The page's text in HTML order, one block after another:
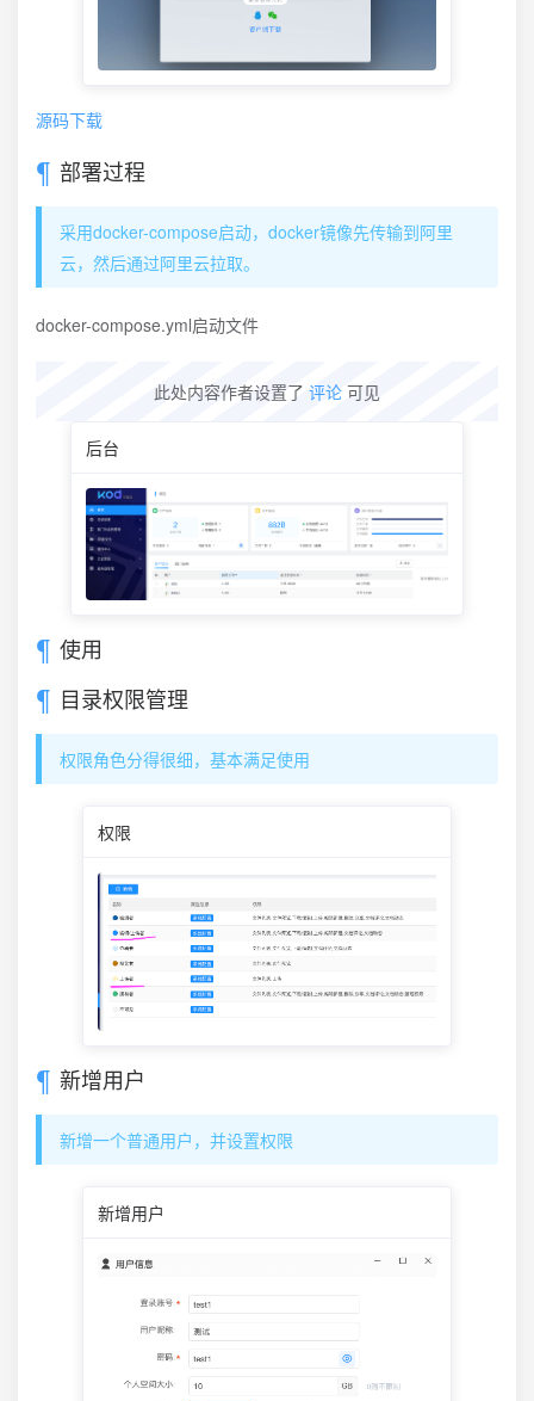
源码下载
部署过程
采用docker-compose启动，docker镜像先传输到阿里
云，然后通过阿里云拉取。
docker-compose.yml启动文件
此处内容作者设置了 评论 可见
后台
使用
目录权限管理
权限角色分得很细，基本满足使用
权限
新增用户
新增一个普通用户，并设置权限
新增用户